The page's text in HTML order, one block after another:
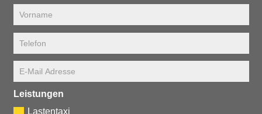
Leistungen
Lastentaxi